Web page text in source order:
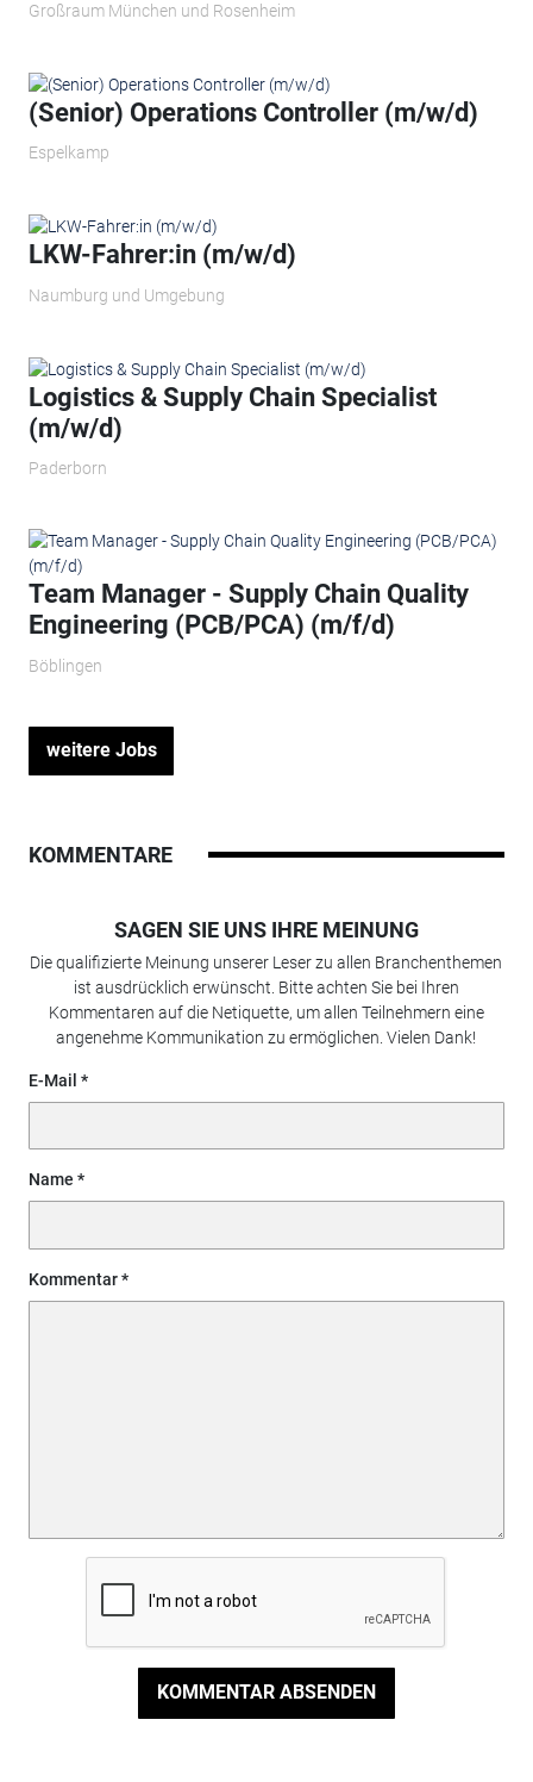
Großraum München und Rosenheim
(Senior) Operations Controller (m/w/d)
Espelkamp
LKW-Fahrer:in (m/w/d)
Naumburg und Umgebung
Logistics & Supply Chain Specialist
(m/w/d)
Paderborn
Team Manager - Supply Chain Quality
Engineering (PCB/PCA) (m/f/d)
Böblingen
weitere Jobs
KOMMENTARE
SAGEN SIE UNS IHRE MEINUNG
Die qualifizierte Meinung unserer Leser zu allen Branchenthemen
ist ausdrücklich erwünscht. Bitte achten Sie bei Ihren
Kommentaren auf die Netiquette, um allen Teilnehmern eine
angenehme Kommunikation zu ermöglichen. Vielen Dank!
E-Mail
Name
Kommentar
KOMMENTAR ABSENDEN